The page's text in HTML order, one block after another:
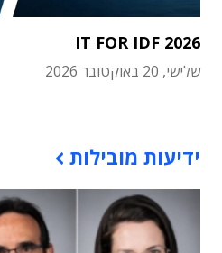
IT FOR IDF 2026
שלישי, 20 באוקטובר 2026
ידיעות מובילות